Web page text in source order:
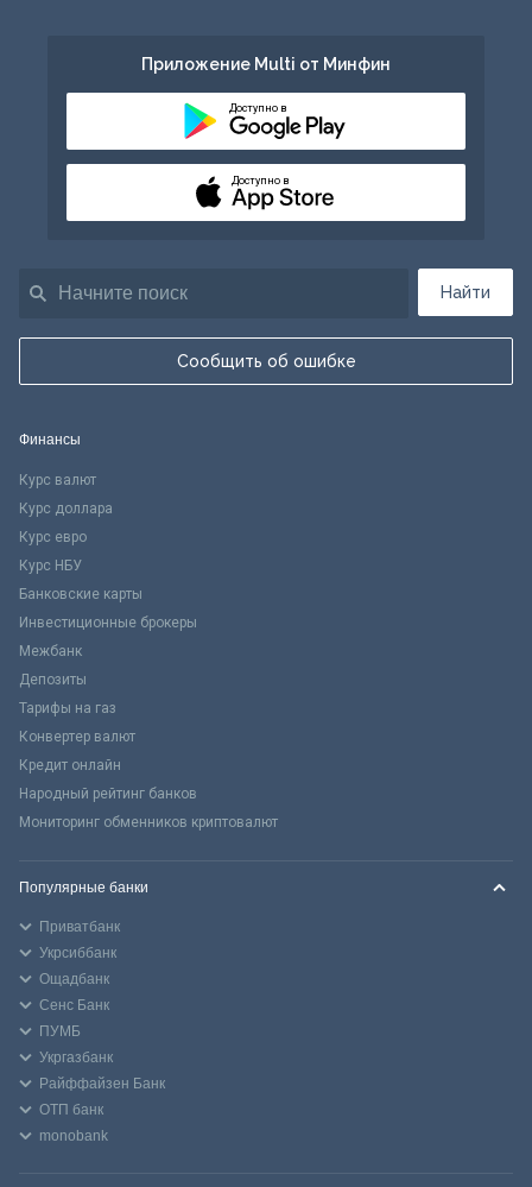
Найти
Сообщить об ошибке
Приложение Multi от Минфин
Доступно в
Доступно в
Финансы
Курс валют
Курс доллара
Курс евро
Курс НБУ
Банковские карты
Инвестиционные брокеры
Межбанк
Депозиты
Тарифы на газ
Конвертер валют
Кредит онлайн
Народный рейтинг банков
Мониторинг обменников криптовалют
Популярные банки
Приватбанк
Укрсиббанк
Ощадбанк
Сенс Банк
ПУМБ
Укргазбанк
Райффайзен Банк
ОТП банк
monobank